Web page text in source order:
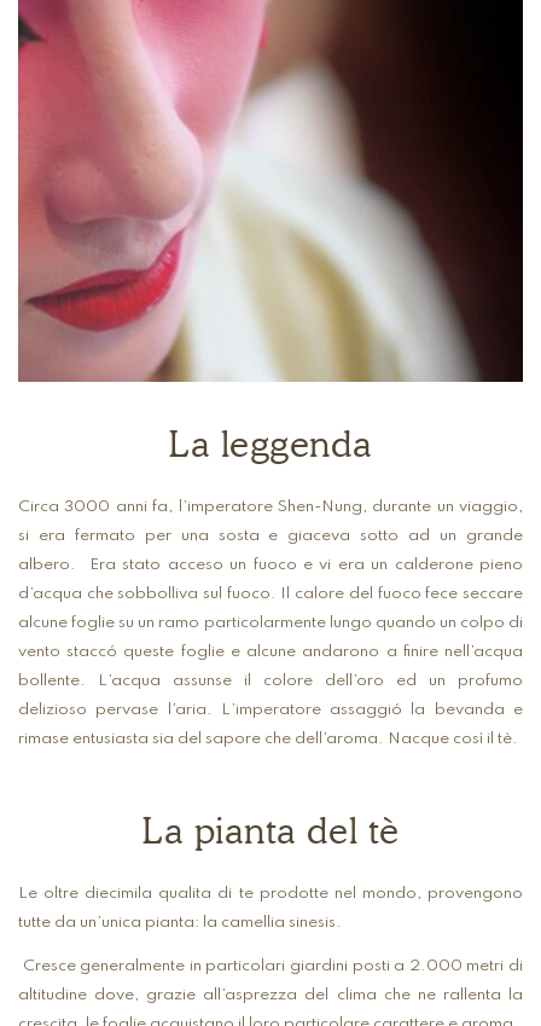
La leggenda
Circa 3000 anni fa, l’imperatore Shen-Nung, durante un viaggio,
si era fermato per una sosta e giaceva sotto ad un grande
albero.
Era stato acceso un fuoco e vi era un calderone pieno
d’acqua che sobbolliva sul fuoco. Il calore del fuoco fece seccare
alcune foglie su un ramo particolarmente lungo quando un colpo di
vento staccó queste foglie e alcune andarono a finire nell’acqua
bollente. L’acqua assunse il colore dell’oro ed un profumo
delizioso pervase l’aria.
L’imperatore assaggió la bevanda e
rimase entusiasta sia del sapore che dell’aroma. Nacque così il tè.
La pianta del tè
Le oltre diecimila qualita di te prodotte nel mondo, provengono
tutte da un’unica pianta: la camellia sinesis.
Cresce generalmente in particolari giardini posti a 2.000 metri di
altitudine dove, grazie all’asprezza del clima che ne rallenta la